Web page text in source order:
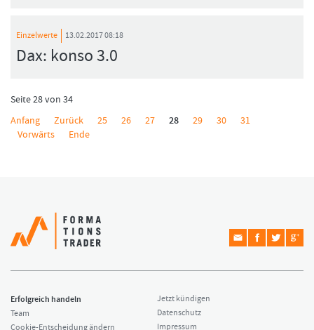
Einzelwerte 13.02.2017 08:18
Dax: konso 3.0
Seite 28 von 34
Anfang
Zurück 25 26 27 28 29 30
31
Vorwärts
Ende
Erfolgreich handeln
Team
Cookie-Entscheidung ändern
Jetzt kündigen
Datenschutz
Impressum